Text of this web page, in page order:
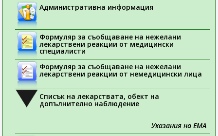
Административна информация
Формуляр за съобщаване на нежелани
лекарствени реакции от медицински
специалисти
Формуляр за съобщаване на нежелани
лекарствени реакции от немедицински лица
Списък на лекарствата, обект на
допълнително наблюдение
Указания на ЕМА